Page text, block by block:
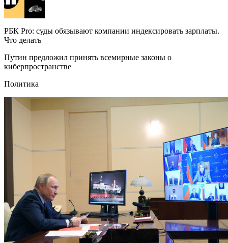
РБК Pro: суды обязывают компании индексировать зарплаты.
Что делать
Путин предложил принять всемирные законы о
киберпространстве
Политика